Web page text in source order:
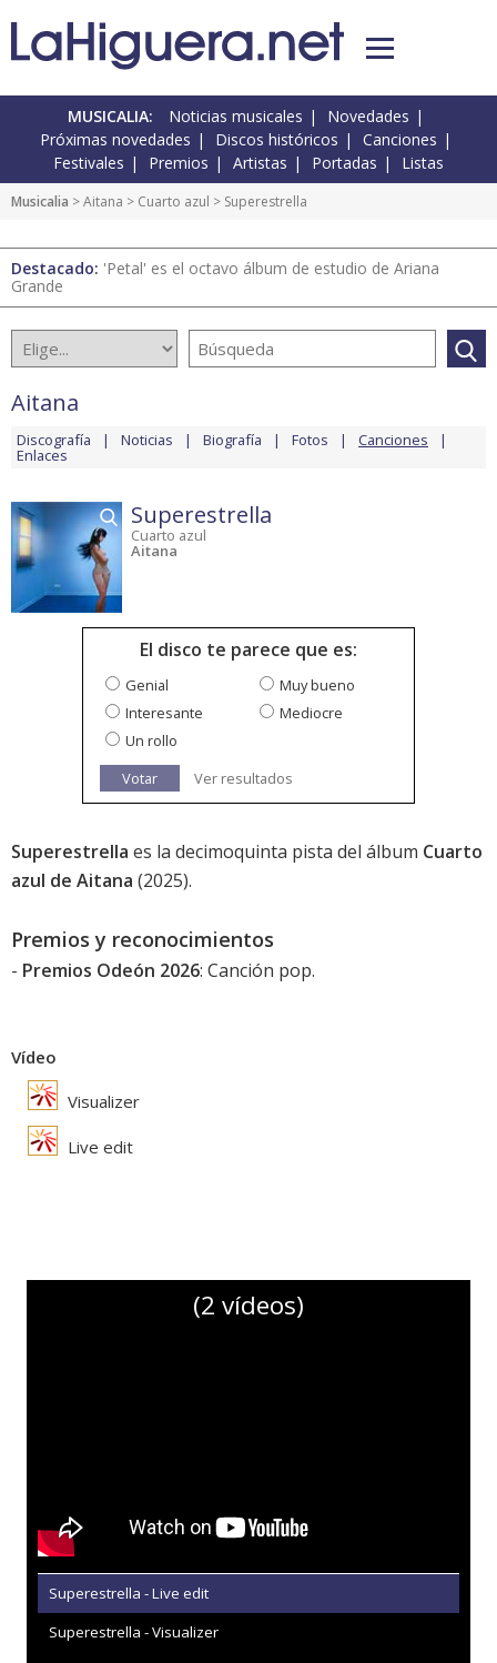
MUSICALIA: Noticias musicales
Novedades
Próximas novedades
Discos históricos
Canciones
Festivales
Premios Artistas Portadas Listas
Musicalia >Aitana > Cuarto azul > Superestrella
Destacado: 'Petal' es el octavo álbum de estudio de Ariana
Grande
Aitana
Discografía Noticias Biografía Fotos Canciones
Enlaces
Superestrella
Cuarto azul
Aitana
El disco te parece que es:
Genial
Muy bueno
Interesante
Mediocre
Un rollo
Votar
Ver resultados
Superestrella es la decimoquinta pista del álbum Cuarto
azul de Aitana (2025).
Premios y reconocimientos
- Premios Odeón 2026: Canción pop.
Vídeo
Visualizer
Live edit
(2 vídeos)
Superestrella - Live edit
Superestrella - Visualizer